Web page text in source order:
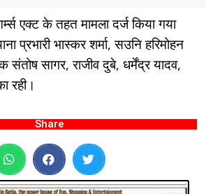
एक्ट के तहत मामला दर्ज किया गया
प्रभारी भास्कर शर्मा, सउनि हरिमोहन
संतोष सागर, राजीव दुबे, धर्मेंद्र यादव,
रही।
Share